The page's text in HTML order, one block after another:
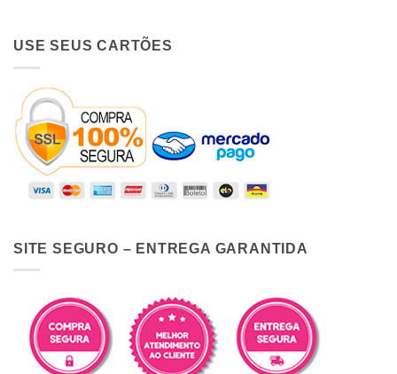
USE SEUS CARTÕES
SITE SEGURO – ENTREGA GARANTIDA